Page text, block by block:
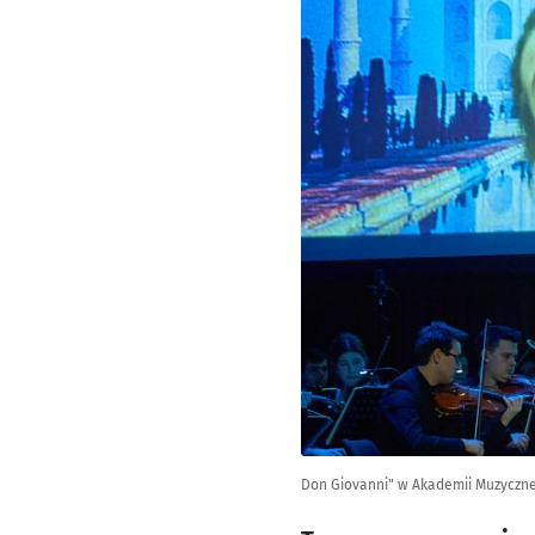
Don Giovanni" w Akademii